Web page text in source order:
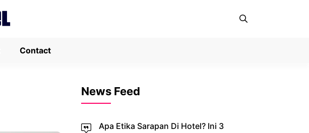
Contact
News Feed
Apa Etika Sarapan Di Hotel? Ini 3